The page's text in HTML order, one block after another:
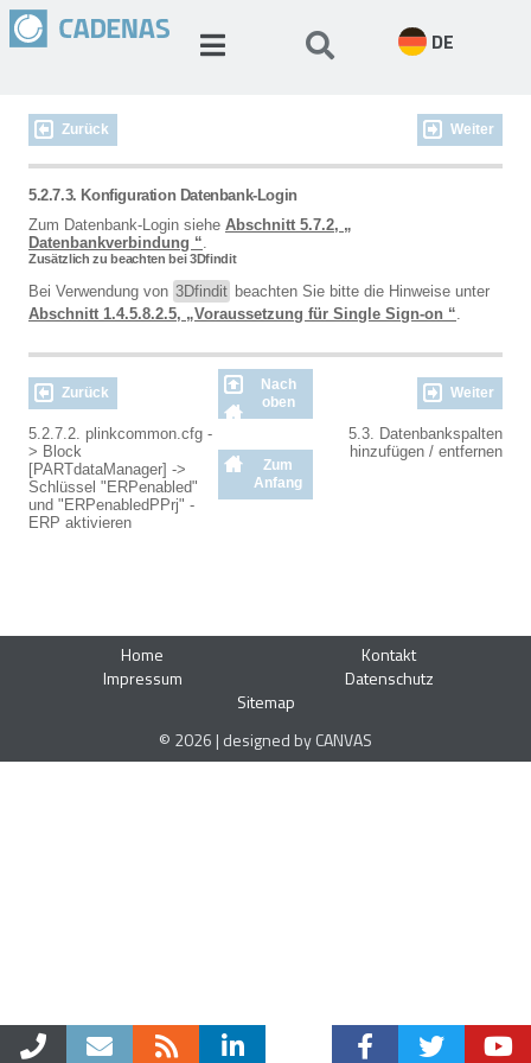
DE
Zurück Weiter
5.2.7.3. Konfiguration Datenbank-Login
Zum Datenbank-Login siehe Abschnitt 5.7.2, „
Datenbankverbindung “.
Zusätzlich zu beachten bei 3Dfindit
Bei Verwendung von 3Dfindit beachten Sie bitte die Hinweise unter
Abschnitt 1.4.5.8.2.5, „Voraussetzung für Single Sign-on “.
Zurück
Nach
oben
Weiter
5.2.7.2. plinkcommon.cfg -
> Block
[PARTdataManager] ->
Schlüssel "ERPenabled"
und "ERPenabledPPrj" -
ERP aktivieren
Zum
Anfang
5.3. Datenbankspalten
hinzufügen / entfernen
Home
Kontakt
Impressum
Datenschutz
Sitemap
© 2026 | designed by CANVAS